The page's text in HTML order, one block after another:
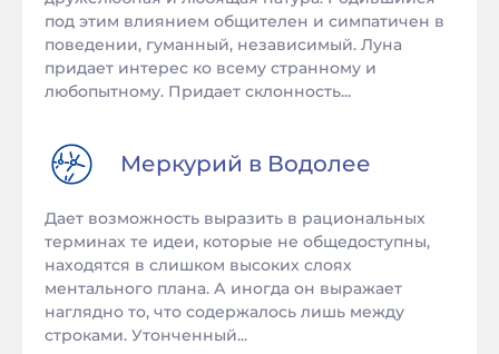
под этим влиянием общителен и симпатичен в
поведении, гуманный, независимый. Луна
придает интерес ко всему странному и
любопытному. Придает склонность...
Меркурий в Водолее
Дает возможность выразить в рациональных
терминах те идеи, которые не общедоступны,
находятся в слишком высоких слоях
ментального плана. А иногда он выражает
наглядно то, что содержалось лишь между
строками. Утонченный...